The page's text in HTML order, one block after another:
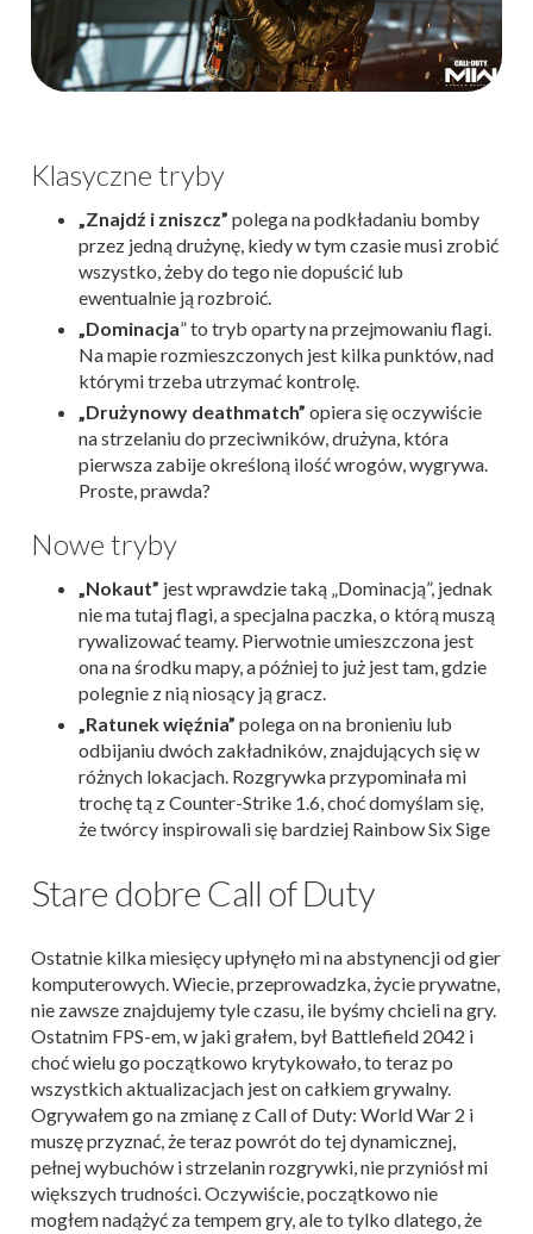
Klasyczne tryby
„Znajdź i zniszcz” polega na podkładaniu bomby
przez jedną drużynę, kiedy w tym czasie musi zrobić
wszystko, żeby do tego nie dopuścić lub
ewentualnie ją rozbroić.
„Dominacja” to tryb oparty na przejmowaniu flagi.
Na mapie rozmieszczonych jest kilka punktów, nad
którymi trzeba utrzymać kontrolę.
„Drużynowy deathmatch” opiera się oczywiście
na strzelaniu do przeciwników, drużyna, która
pierwsza zabije określoną ilość wrogów, wygrywa.
Proste, prawda?
Nowe tryby
„Nokaut” jest wprawdzie taką „Dominacją”, jednak
nie ma tutaj flagi, a specjalna paczka, o którą muszą
rywalizować teamy. Pierwotnie umieszczona jest
ona na środku mapy, a później to już jest tam, gdzie
polegnie z nią niosący ją gracz.
„Ratunek więźnia” polega on na bronieniu lub
odbijaniu dwóch zakładników, znajdujących się w
różnych lokacjach. Rozgrywka przypominała mi
trochę tą z Counter-Strike 1.6, choć domyślam się,
że twórcy inspirowali się bardziej Rainbow Six Sige
Stare dobre Call of Duty
Ostatnie kilka miesięcy upłynęło mi na abstynencji od gier
komputerowych. Wiecie, przeprowadzka, życie prywatne,
nie zawsze znajdujemy tyle czasu, ile byśmy chcieli na gry.
Ostatnim FPS-em, w jaki grałem, był Battlefield 2042 i
choć wielu go początkowo krytykowało, to teraz po
wszystkich aktualizacjach jest on całkiem grywalny.
Ogrywałem go na zmianę z Call of Duty: World War 2 i
muszę przyznać, że teraz powrót do tej dynamicznej,
pełnej wybuchów i strzelanin rozgrywki, nie przyniósł mi
większych trudności. Oczywiście, początkowo nie
mogłem nadążyć za tempem gry, ale to tylko dlatego, że